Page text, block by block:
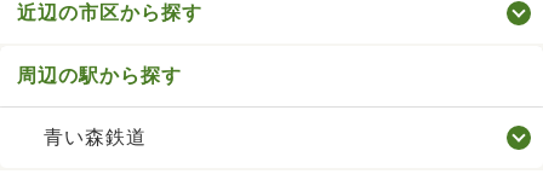
近辺の市区から探す
周辺の駅から探す
青い森鉄道